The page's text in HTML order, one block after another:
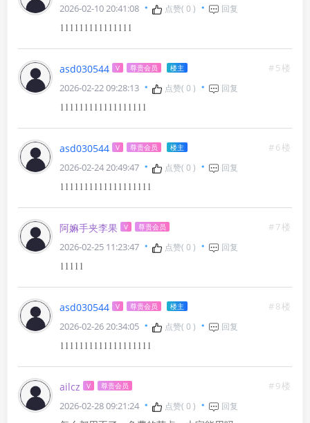
2026-02-10 20:41:08
点赞( 0 ) 回复
asd030544 V 尊贵会员 楼主
#5楼
2026-02-22 09:28:13
点赞( 0 ) 回复
111111111111111111
asd030544 V 尊贵会员 楼主
#6楼
2026-02-24 20:49:47
点赞( 0 ) 回复
1111111111111111111
阿嫲手夹李果 V 尊贵会员
#7楼
2026-02-25 11:23:47
点赞( 0 ) 回复
11111
asd030544 V 尊贵会员 楼主
#8楼
2026-02-26 20:34:05
点赞( 0 ) 回复
1111111111111111111
ailcz V 尊贵会员
#9楼
2026-02-28 09:21:24
点赞( 0 ) 回复